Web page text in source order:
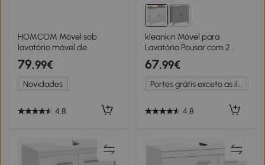
HOMCOM Móvel sob
lavatório móvel de
banheiro sob cuba
prateleira ajustável tampo
efeito mármore
60x30x63cm carvalho
79,99€
Novidades
4.8
kleankin Móvel para
Lavatório Pousar com 2
Portas e Prateleira
Ajustável Estilo Moderno
60x30x60cm Branco e
Madeira
67,99€
Portes grátis exceto as ilhas
4.8